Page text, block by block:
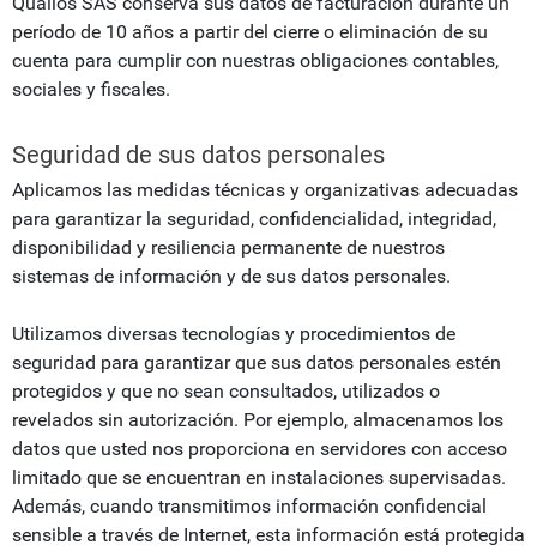
período de 10 años a partir del cierre o eliminación de su
cuenta para cumplir con nuestras obligaciones contables,
sociales y fiscales.
Seguridad de sus datos personales
Aplicamos las medidas técnicas y organizativas adecuadas
para garantizar la seguridad, confidencialidad, integridad,
disponibilidad y resiliencia permanente de nuestros
sistemas de información y de sus datos personales.
Utilizamos diversas tecnologías y procedimientos de
seguridad para garantizar que sus datos personales estén
protegidos y que no sean consultados, utilizados o
revelados sin autorización. Por ejemplo, almacenamos los
datos que usted nos proporciona en servidores con acceso
limitado que se encuentran en instalaciones supervisadas.
Además, cuando transmitimos información confidencial
sensible a través de Internet, esta información está protegida